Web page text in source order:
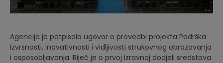
Agencija je potpisala ugovor o provedbi projekta Podrška
izvrsnosti, inovativnosti i vidljivosti strukovnog obrazovanja
i osposobljavanja. Riječ je o prvoj izravnoj dodjeli sredstava